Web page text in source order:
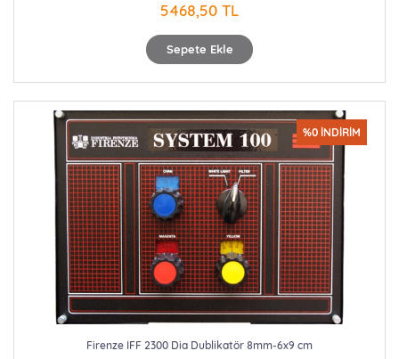
Sepete Ekle
5468,50 TL
%0 İNDİRİM
Firenze IFF 2300 Dia Dublikatör 8mm-6x9 cm